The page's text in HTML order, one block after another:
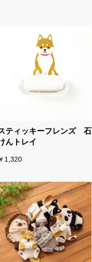
ティッキーフレンズ 石
んトレイ
1,320